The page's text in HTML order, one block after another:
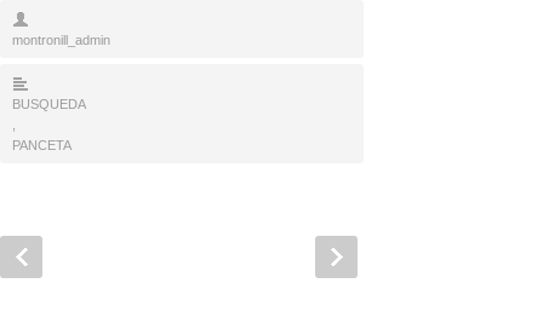
montronill_admin
BUSQUEDA
PANCETA